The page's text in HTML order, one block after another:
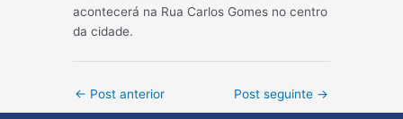
acontecerá na Rua Carlos Gomes no centro
da cidade.
Post
← Post anterior Post seguinte →